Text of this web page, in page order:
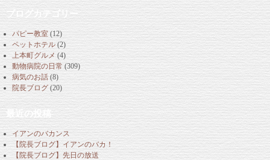
ブログカテゴリー
パピー教室 (12)
ペットホテル (2)
上本町グルメ (4)
動物病院の日常 (309)
病気のお話 (8)
院長ブログ (20)
最近の投稿
イアンのバカンス
【院長ブログ】イアンのバカ！
【院長ブログ】先日の放送